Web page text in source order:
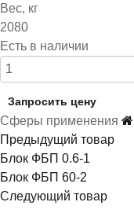
Вес, кг
2080
Есть в наличии
Запросить цену
Сферы применения
Предыдущий товар
Блок ФБП 0.6-1
Блок ФБП 60-2
Следующий товар